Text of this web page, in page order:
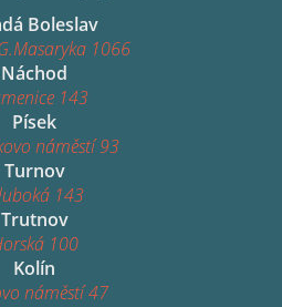
Boleslav
1066
Náchod
143
Písek
náměstí 93
Turnov
143
Trutnov
100
Kolín
náměstí 47